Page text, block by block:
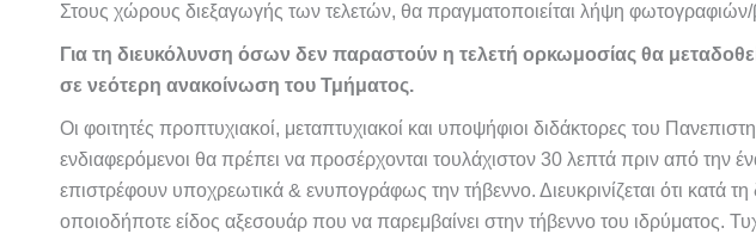
Στους χώρους διεξαγωγής των τελετών, θα πραγματοποιείται λήψη
Για τη διευκόλυνση όσων δεν παραστούν η τελετή ορκωμοσίας θα
σε νεότερη ανακοίνωση του Τμήματος.
Οι φοιτητές προπτυχιακοί, μεταπτυχιακοί και υποψήφιοι διδάκτορες του
ενδιαφερόμενοι θα πρέπει να προσέρχονται τουλάχιστον 30 λεπτά πριν από την
επιστρέφουν υποχρεωτικά & ενυπογράφως την τήβεννο. Διευκρινίζεται ότι κατά
οποιοδήποτε είδος αξεσουάρ που να παρεμβαίνει στην τήβεννο του ιδρύματος.